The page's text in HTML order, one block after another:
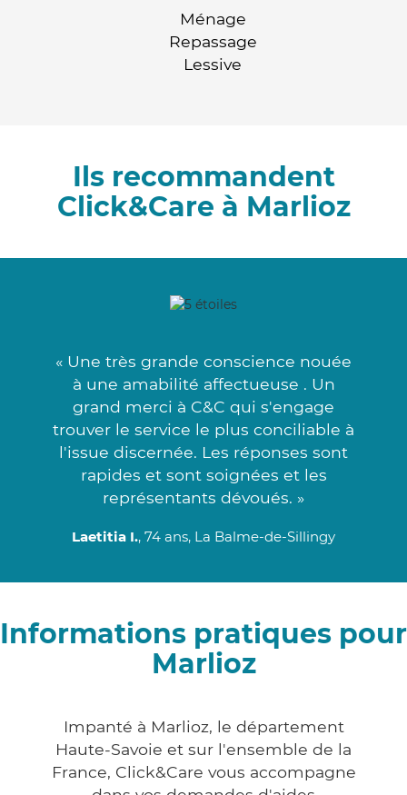
Ménage
Repassage
Lessive
Ils recommandent
Click&Care à Marlioz
« Une très grande conscience nouée
à une amabilité affectueuse . Un
grand merci à C&C qui s'engage
trouver le service le plus conciliable à
l'issue discernée. Les réponses sont
rapides et sont soignées et les
représentants dévoués. »
Laetitia I., 74 ans, La Balme-de-Sillingy
Informations pratiques pour
Marlioz
Impanté à Marlioz, le département
Haute-Savoie et sur l'ensemble de la
France, Click&Care vous accompagne